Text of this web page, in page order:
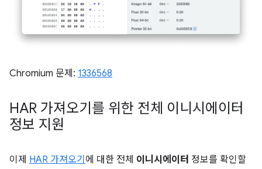
Chromium 문제: 1336568
HAR 가져오기를 위한 전체 이니시에이터
정보 지원
이제 HAR 가져오기 에 대한 전체 이니시에이터 정보를 확인할